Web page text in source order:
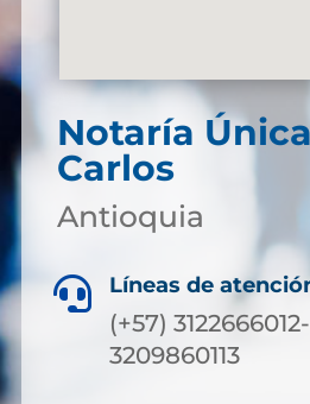
Notaría
Carlos
Antioquia
 Líneas de
(+57)
3209860113